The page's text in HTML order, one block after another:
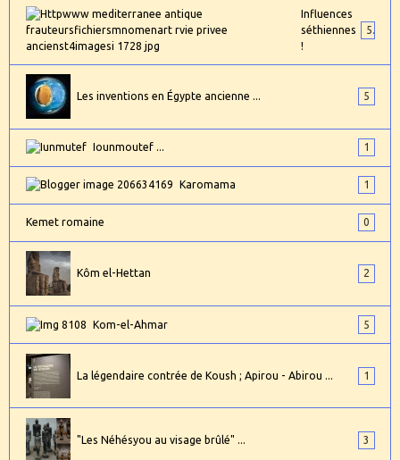
Influences
séthiennes
!
5
Les inventions en Égypte ancienne ... 5
Iounmoutef ... 1
Karomama 1
Kemet romaine 0
Kôm el-Hettan 2
Kom-el-Ahmar 5
La légendaire contrée de Koush ; Apirou - Abirou ... 1
"Les Néhésyou au visage brûlé" ... 3